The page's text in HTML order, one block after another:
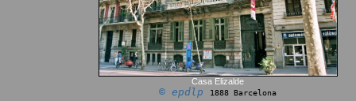
Casa Elizalde
© epdlp 1888 Barcelona